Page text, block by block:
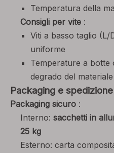
Temperatura della
Consigli per vite :
Viti a basso taglio (L/
uniforme
Temperature a
degrado del materiale
Packaging e spedizione
Packaging sicuro :
Interno: sacchetti in
25 kg
Esterno: carta